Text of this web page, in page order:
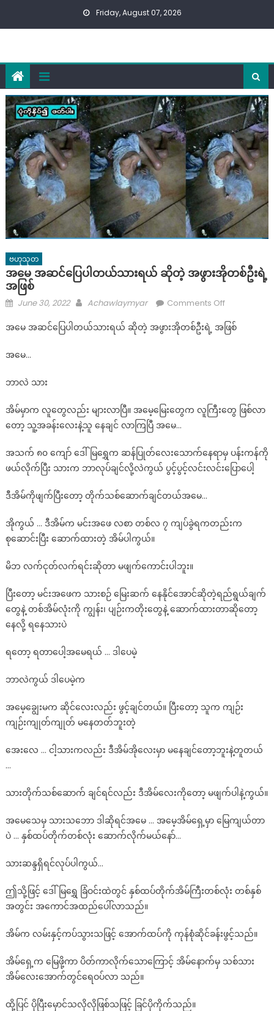
Friday, August 07, 2026
ဗဟုသုတ
အမေ အဆင်ပြေပါတယ်သားရယ် ဆိုတဲ့ အဖွားအိုတစ်ဦးရဲ့
အဖြစ်
Posted
June 30, 2022 Author
Achawlaymyar Comments Offon
အဆင်ပြေ
တဲ့
တစ်
ဦး
အမေ အဆင်ပြေပါတယ်သားရယ် ဆိုတဲ့ အဖွားအိုတစ်ဦးရဲ့ အဖြစ်
အမေ…
ဘာလဲ သား
အိမ်မှာက လူတွေလည်း များလာပြီ။ အမေ့မြေးတွေက လူကြီးတွေ ဖြစ်လာ
တော့ သူ့အခန်းလေးနဲ့သူ နေချင် လာကြပြီ အမေ…
အသက် ၈၀ ကျော် ဒေါ်မြရွှေက ဆန်ပြုတ်လေးသောက်နေရာမှ ပန်းကန်ကို
ဖယ်လိုက်ပြီး သားက ဘာလုပ်ချင်လို့လဲကွယ် ပွင့်ပွင့်လင်းလင်းပြောပေါ့
ဒီအိမ်ကိုဖျက်ပြီးတော့ တိုက်သစ်ဆောက်ချင်တယ်အမေ…
အိုကွယ် … ဒီအိမ်က မင်းအဖေ လစာ တစ်လ ၇ ကျပ်ခွဲရကတည်းက
စုဆောင်းပြီး ဆောက်ထားတဲ့ အိမ်ပါကွယ်။
မိဘ လက်ငုတ်လက်ရင်းဆိုတာ မဖျက်ကောင်းပါဘူး။
ပြီးတော့ မင်းအဖေက သားစဉ် မြေးဆက် နေနိုင်အောင်ဆိုတဲ့ရည်ရွယ်ချက်
တွေနဲ့ တစ်အိမ်လုံးကို ကျွန်း၊ ပျဉ်းကတိုးတွေနဲ့ ဆောက်ထားတာဆိုတော့
နေလို့ ရနေသားပဲ
ရတော့ ရတာပေါ့အမေရယ် … ဒါပေမဲ့
ဘာလဲကွယ် ဒါပေမဲ့က
အမေ့ချွေးမက ဆိုင်လေးလည်း ဖွင့်ချင်တယ်။ ပြီးတော့ သူက ကျဉ်း
ကျဉ်းကျုတ်ကျုတ် မနေတတ်ဘူးတဲ့
အေးလေ … ငါ့သားကလည်း ဒီအိမ်အိုလေးမှာ မနေချင်တော့ဘူးနဲ့တူတယ်
…
သားတိုက်သစ်ဆောက် ချင်ရင်လည်း ဒီအိမ်လေးကိုတော့ မဖျက်ပါနဲ့ကွယ်။
အမေသေမှ သားသဘော ဒါဆိုရင်အမေ … အမေ့အိမ်ရှေ့မှာ မြေကျယ်တာ
ပဲ … နှစ်ထပ်တိုက်တစ်လုံး ဆောက်လိုက်မယ်နော်…
သားဆန္ဒရှိရင်လုပ်ပါကွယ်…
ဤသို့ဖြင့် ဒေါ်မြရွှေ ခြံဝင်းထဲတွင် နှစ်ထပ်တိုက်အိမ်ကြီးတစ်လုံး တစ်နှစ်
အတွင်း အကောင်အထည်ပေါ်လာသည်။
အိမ်က လမ်းနှင့်ကပ်သွားသဖြင့် အောက်ထပ်ကို ကုန်စုံဆိုင်ခန်းဖွင့်သည်။
အိမ်ရှေ့က မြေဖို့ကာ ပိတ်ကာလိုက်သောကြောင့် အိမ်နောက်မှ သစ်သား
အိမ်လေးအောက်တွင်ရေဝပ်လာ သည်။
ထို့ပြင် ပိုပြီးမှောင်သလိုလိုဖြစ်သဖြင့် ခြင်ပိုကိုက်သည်။